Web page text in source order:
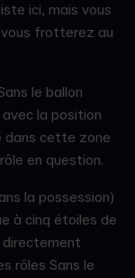
ici, mais vous
vous frotterez au
le ballon
la position
dans cette zone
en question.
la possession)
à cinq étoiles de
rôles Sans le